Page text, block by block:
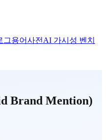
그용어사전 AI 가시성 벤치
Brand Mention)